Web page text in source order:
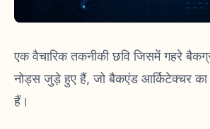
एक वैचारिक तकनीकी छवि जिसमें गहरे
नोड्स जुड़े हुए हैं, जो बैकएंड आर्किटेक्चर का
हैं।